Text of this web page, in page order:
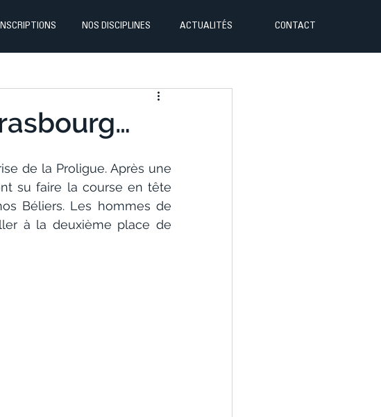
NOS DISCIPLINES ACTUALITÉS CONTACT
de la Proligue. Après une
su faire la course en tête
Béliers. Les hommes de
à la deuxième place de